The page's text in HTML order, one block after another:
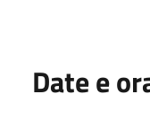
Date e